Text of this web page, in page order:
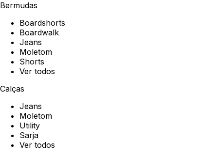
Bermudas
Boardshorts
Boardwalk
Jeans
Moletom
Shorts
Ver todos
Calças
Jeans
Moletom
Utility
Sarja
Ver todos